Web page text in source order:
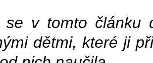
se v tomto článku
dětmi, které ji